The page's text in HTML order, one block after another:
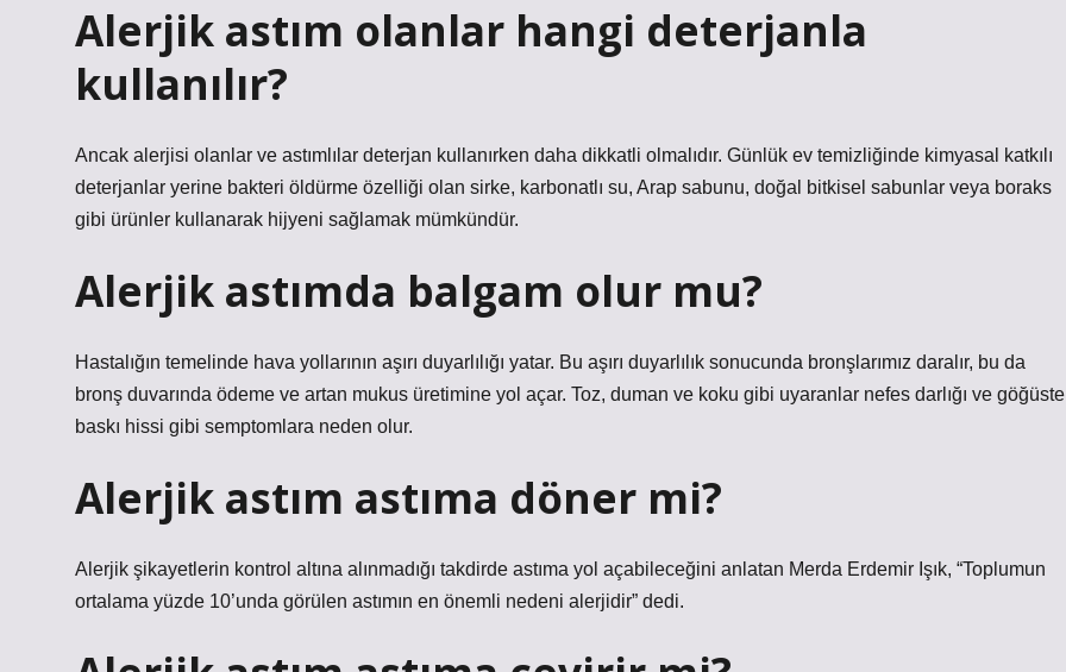
Alerjik astım olanlar hangi deterjanla
kullanılır?
Ancak alerjisi olanlar ve astımlılar deterjan kullanırken daha dikkatli olmalıdır. Günlük ev temizliğinde kimyasal katkılı
deterjanlar yerine bakteri öldürme özelliği olan sirke, karbonatlı su, Arap sabunu, doğal bitkisel sabunlar veya boraks
gibi ürünler kullanarak hijyeni sağlamak mümkündür.
Alerjik astımda balgam olur mu?
Hastalığın temelinde hava yollarının aşırı duyarlılığı yatar. Bu aşırı duyarlılık sonucunda bronşlarımız daralır, bu da
bronş duvarında ödeme ve artan mukus üretimine yol açar. Toz, duman ve koku gibi uyaranlar nefes darlığı ve göğüste
baskı hissi gibi semptomlara neden olur.
Alerjik astım astıma döner mi?
Alerjik şikayetlerin kontrol altına alınmadığı takdirde astıma yol açabileceğini anlatan Merda Erdemir Işık, “Toplumun
ortalama yüzde 10’unda görülen astımın en önemli nedeni alerjidir” dedi.